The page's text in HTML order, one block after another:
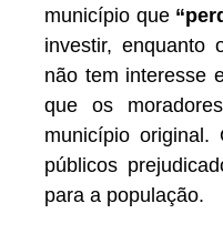
município que
investir, enquanto
não tem interesse
que os
município original.
públicos
para a população.